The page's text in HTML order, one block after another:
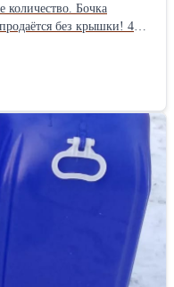
количество. Бочка
без крышки! 400
500 рублей. Наш
проезд, 2/4 Время
до 18 часов, без обеда.